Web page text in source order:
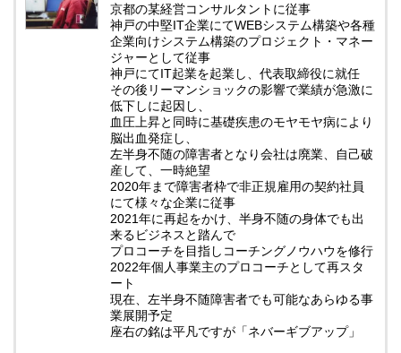
京都の某経営コンサルタントに従事
神戸の中堅IT企業にてWEBシステム構築や各種
企業向けシステム構築のプロジェクト・マネー
ジャーとして従事
神戸にてIT起業を起業し、代表取締役に就任
その後リーマンショックの影響で業績が急激に
低下しに起因し、
血圧上昇と同時に基礎疾患のモヤモヤ病により
脳出血発症し、
左半身不随の障害者となり会社は廃業、自己破
産して、一時絶望
2020年まで障害者枠で非正規雇用の契約社員
にて様々な企業に従事
2021年に再起をかけ、半身不随の身体でも出
来るビジネスと踏んで
プロコーチを目指しコーチングノウハウを修行
2022年個人事業主のプロコーチとして再スタ
ート
現在、左半身不随障害者でも可能なあらゆる事
業展開予定
座右の銘は平凡ですが「ネバーギブアップ」